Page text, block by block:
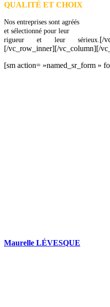
QUALITÉ ET CHOIX
Nos entreprises sont agréés
et sélectionné pour leur
rigueur et leur sérieux.[/
[/vc_row_inner][/vc_column][/
[sm action= »named_sr_form »
Maurelle LÉVESQUE